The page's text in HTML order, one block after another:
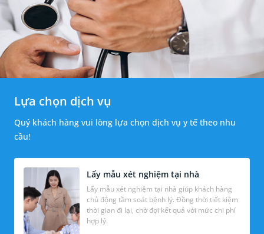
Lựa chọn dịch vụ
Quý khách hàng vui lòng lựa chọn dịch vụ y tế theo nhu
cầu!
Lấy mẫu xét nghiệm tại nhà
Lấy mẫu xét nghiệm tại nhà giúp khách hàng
chủ động tầm soát bệnh lý. Đồng thời tiết kiệm
thời gian đi lại, chờ đợi kết quả với mức chi phí
hợp lý.